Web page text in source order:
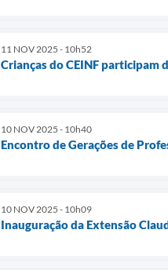
11 NOV 2025 - 10h52
Crianças do CEINF participam
10 NOV 2025 - 10h40
Encontro de Gerações de
10 NOV 2025 - 10h09
Inauguração da Extensão